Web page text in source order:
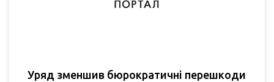
Уряд зменшив бюрократичні перешкоди